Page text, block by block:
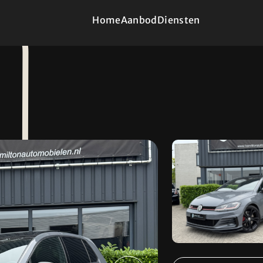
HomeAanbod Diensten